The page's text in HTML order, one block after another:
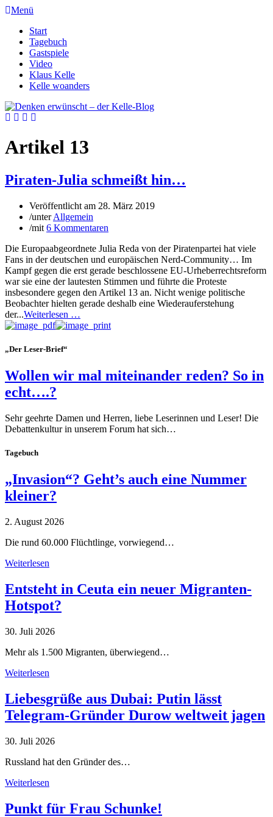
Menü
Start
Tagebuch
Gastspiele
Video
Klaus Kelle
Kelle woanders
Artikel 13
Piraten-Julia schmeißt hin…
Veröffentlicht am 28. März 2019
/unterAllgemein
/mit 6 Kommentaren
Die Europaabgeordnete Julia Reda von der Piratenpartei hat viele
Fans in der deutschen und europäischen Nerd-Community… Im
Kampf gegen die erst gerade beschlossene EU-Urheberrechtsreform
war sie eine der lautesten Stimmen und führte die Proteste
insbesondere gegen den Artikel 13 an. Nicht wenige politische
Beobachter hielten gerade deshalb eine Wiederauferstehung
der...Weiterlesen …
„Der Leser-Brief“
Wollen wir mal miteinander reden? So in
echt….?
Sehr geehrte Damen und Herren, liebe Leserinnen und Leser! Die
Debattenkultur in unserem Forum hat sich…
Tagebuch
„Invasion“? Geht’s auch eine Nummer
kleiner?
2. August 2026
Die rund 60.000 Flüchtlinge, vorwiegend…
Weiterlesen
Entsteht in Ceuta ein neuer Migranten-
Hotspot?
30. Juli 2026
Mehr als 1.500 Migranten, überwiegend…
Weiterlesen
Liebesgrüße aus Dubai: Putin lässt
Telegram-Gründer Durow weltweit jagen
30. Juli 2026
Russland hat den Gründer des…
Weiterlesen
Punkt für Frau Schunke!